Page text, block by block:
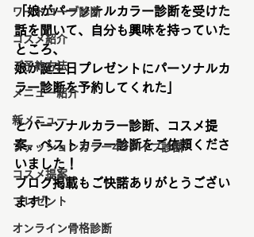
ワードローブ診断
コスメ紹介
ご予約方法
メニュー紹介
新メニュー
ファッションカラー48タイプ診断
コスメ提案
プレゼント
オンライン骨格診断
「娘がパーソナルカラー診断を受けた
話を聞いて、自分も興味を持っていた
ところ、
娘が誕生日プレゼントにパーソナルカ
ラー診断を予約してくれた」
とパーソナルカラー診断、コスメ提
案、ベストカラー診断をご依頼くださ
いました！
ブログ掲載もご快諾ありがとうござい
ます！